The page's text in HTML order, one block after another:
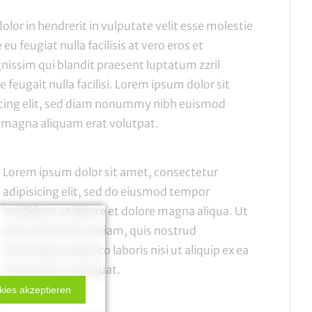
in hendrerit in vulputate velit esse molestie
feugiat nulla facilisis at vero eros et
qui blandit praesent luptatum zzril
feugait nulla facilisi. Lorem ipsum dolor sit
elit, sed diam nonummy nibh euismod
aliquam erat volutpat.
Lorem ipsum dolor sit amet, consectetur
adipisicing elit, sed do eiusmod tempor
incididunt ut labore et dolore magna aliqua. Ut
enim ad minim veniam, quis nostrud
exercitation ullamco laboris nisi ut aliquip ex ea
commodo consequat.
akzeptieren